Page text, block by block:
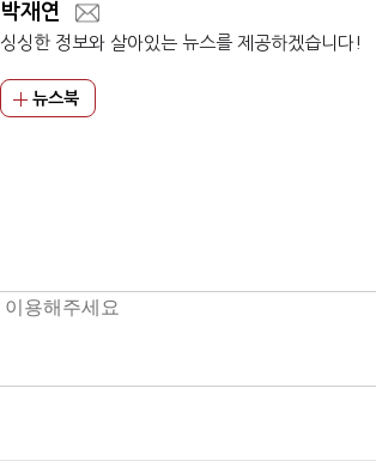
박재연
싱싱한 정보와 살아있는 뉴스를 제공하겠습니다!
뉴스북